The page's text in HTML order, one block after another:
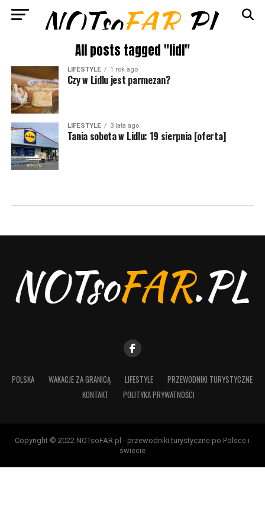
All posts tagged "lidl"
LIFESTYLE 1 rok ago
Czy w Lidlu jest parmezan?
LIFESTYLE 3 lata ago
Tania sobota w Lidlu: 19 sierpnia [oferta]
POLSKA WAKACJE ZA GRANICĄ LIFESTYLE
PRZEWODNIKI TURYSTYCZNE
KONTAKT
POLITYKA PRYWATNOŚCI
Copyright © 2022 NOTsoFAR.pl - przewodniki turystyczne po Polsce i
świecie